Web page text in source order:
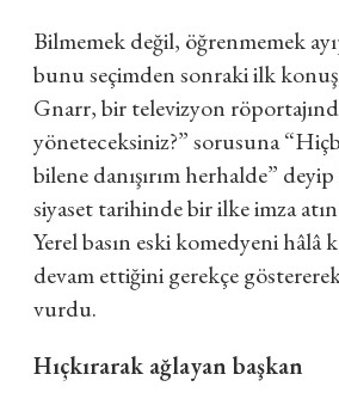
Bilmemek değil, öğrenmemek
bunu seçimden sonraki ilk
Gnarr, bir televizyon
yöneteceksiniz?” sorusuna
bilene danışırım herhalde”
siyaset tarihinde bir ilke imza
Yerel basın eski komedyeni hâlâ
devam ettiğini gerekçe
vurdu.
Hıçkırarak ağlayan başkan